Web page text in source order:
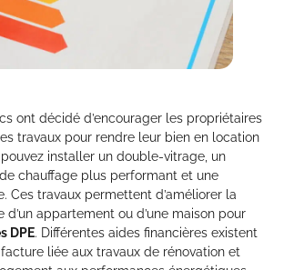
ont décidé d’encourager les propriétaires
travaux pour rendre leur bien en location
installer un double-vitrage, un
chauffage plus performant et une
Ces travaux permettent d’améliorer la
appartement ou d’une maison pour
DPE. Différentes aides financières existent
liée aux travaux de rénovation et